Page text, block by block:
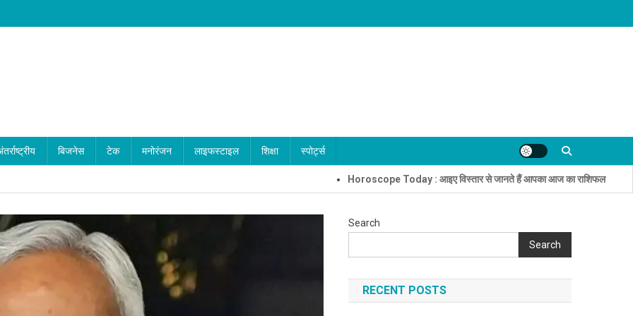
बिजनेस टेक मनोरंजन लाइफस्टाइल शिक्षा स्पोर्ट्स
Horoscope Today : आइए विस्तार से जानते हैं आपका आज का राशिफल जामिया
Search
Search
RECENT POSTS